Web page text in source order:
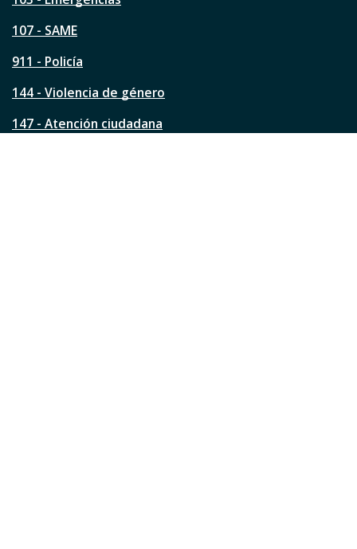
á
i
a
107 - SAME
911 - Policía
144 - Violencia de género
147 - Atención ciudadana